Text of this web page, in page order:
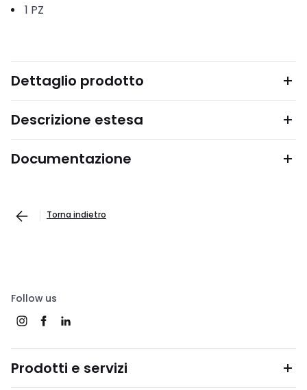
1 PZ
Dettaglio prodotto
Descrizione estesa
Documentazione
Torna indietro
Follow us
Prodotti e servizi